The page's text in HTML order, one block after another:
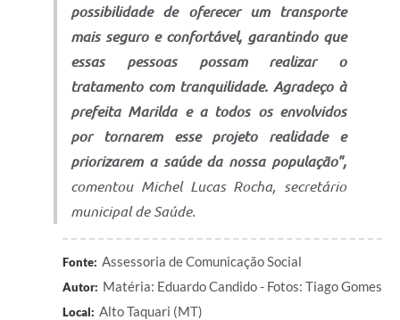
possibilidade de oferecer um transporte
mais seguro e confortável, garantindo que
essas pessoas possam realizar o
tratamento com tranquilidade. Agradeço à
prefeita Marilda e a todos os envolvidos
por tornarem esse projeto realidade e
priorizarem a saúde da nossa população",
comentou Michel Lucas Rocha, secretário
municipal de Saúde.
Fonte: Assessoria de Comunicação Social
Autor: Matéria: Eduardo Candido - Fotos: Tiago Gomes
Local: Alto Taquari (MT)